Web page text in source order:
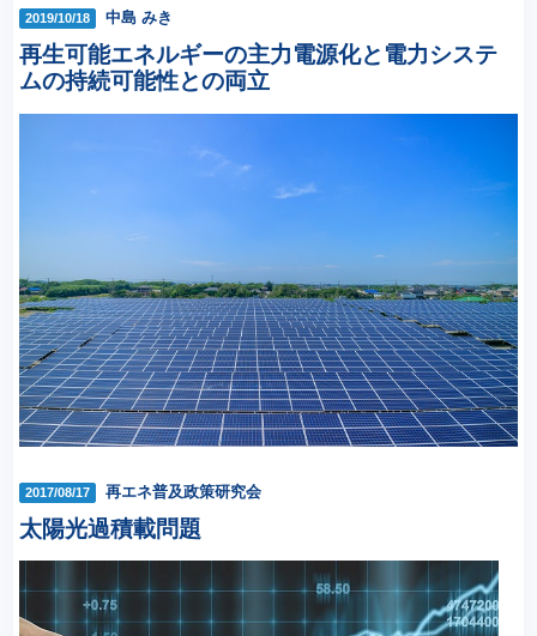
2019/10/18 中島 みき
再生可能エネルギーの主力電源化と電力システ
ムの持続可能性との両立
2017/08/17 再エネ普及政策研究会
太陽光過積載問題